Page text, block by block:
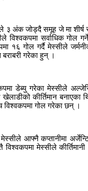
३ अंक जोड्दै समूह जे मा शीर्ष
विश्वकपमा सर्वाधिक गोल
१६ गोल गर्दै मेस्सीले
बराबरी गरेका हुन् ।
डेब्यु गरेका मेस्सीले
खेलाडीको कीर्तिमान
विश्वकपमा गोल गरेका छन् ।
आफ्नै कप्तानीमा
विश्वकपमा मेस्सीले